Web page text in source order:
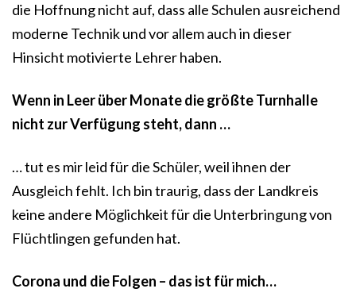
die Hoffnung nicht auf, dass alle Schulen ausreichend
moderne Technik und vor allem auch in dieser
Hinsicht motivierte Lehrer haben.
Wenn in Leer über Monate die größte Turnhalle
nicht zur Verfügung steht, dann …
… tut es mir leid für die Schüler, weil ihnen der
Ausgleich fehlt. Ich bin traurig, dass der Landkreis
keine andere Möglichkeit für die Unterbringung von
Flüchtlingen gefunden hat.
Corona und die Folgen – das ist für mich…